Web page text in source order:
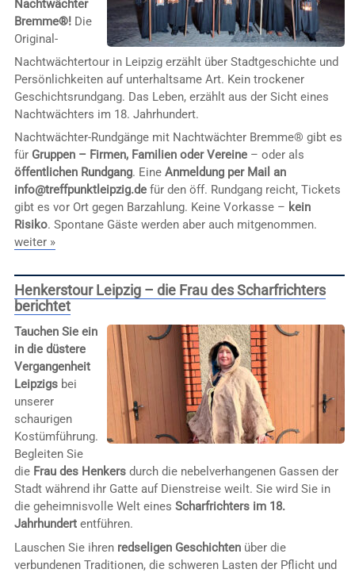
Nachtwächter
Bremme®!Die
Original-
Nachtwächtertour in Leipzig erzählt über Stadtgeschichte und
Persönlichkeiten auf unterhaltsame Art. Kein trockener
Geschichtsrundgang. Das Leben, erzählt aus der Sicht eines
Nachtwächters im 18. Jahrhundert.
Nachtwächter-Rundgänge mit Nachtwächter Bremme® gibt es
für Gruppen – Firmen, Familien oder Vereine– oder als
öffentlichen Rundgang. Eine Anmeldung per Mail an
info@treffpunktleipzig.de für den öff. Rundgang reicht, Tickets
gibt es vor Ort gegen Barzahlung. Keine Vorkasse – kein
Risiko. Spontane Gäste werden aber auch mitgenommen.
weiter »
Henkerstour Leipzig – die Frau des Scharfrichters
berichtet
Tauchen Sie ein
in die düstere
Vergangenheit
Leipzigsbei
unserer
schaurigen
Kostümführung.
Begleiten Sie
die Frau des Henkersdurch die nebelverhangenen Gassen der
Stadt während ihr Gatte auf Dienstreise weilt. Sie wird Sie in
die geheimnisvolle Welt eines Scharfrichters im 18.
Jahrhundertentführen.
Lauschen Sie ihren redseligen Geschichtenüber die
verbundenen Traditionen, die schweren Lasten der Pflicht und